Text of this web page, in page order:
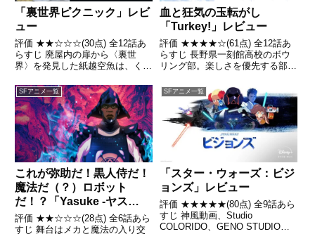
「裏世界ピクニック」レビ
ュー
評価 ★★☆☆☆(30点) 全12話あ
らすじ 廃屋内の扉から〈裏世
界〉を発見した紙越空魚は、くね
り、仁科鳥子に助け出される。引
用- Wikipedia
血と狂気の玉転がし
「Turkey!」レビュー
評価 ★★★★☆(61点) 全12話あ
らすじ 長野県一刻館高校のボウ
リング部。楽しさを優先する部長
奈は退部を切り出し、麻衣に勝負
を挑む。 引用- Wikipedia
SFアニメ一覧
これが弥助だ！黒人侍だ！
魔法だ（？）ロボット
だ！？「Yasuke -ヤス
ケ-」レビュー
評価 ★★☆☆☆(28点) 全6話あら
すじ 舞台はメカと魔法の入り交
SFアニメ一覧
「スター・ウォーズ：ビジ
ョンズ」レビュー
評価 ★★★★★(80点) 全9話あら
すじ 神風動画、Studio
COLORIDO、GENO STUDIO、